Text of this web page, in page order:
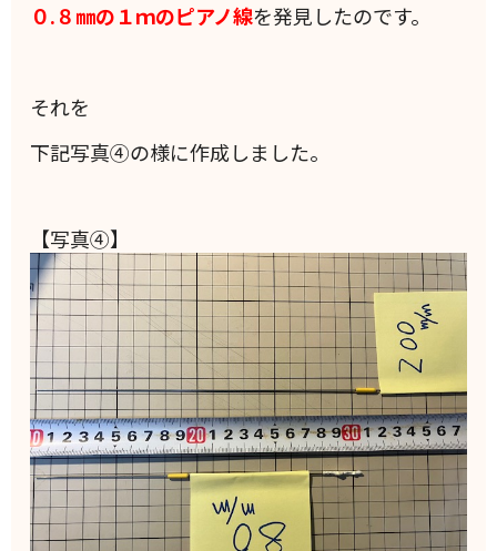
０.８㎜の１ｍのピアノ線を発見したのです。
それを
下記写真④の様に作成しました。
【写真④】